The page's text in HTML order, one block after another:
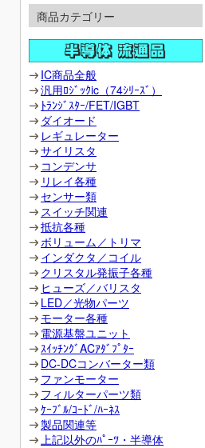
商品カテゴリー
IC商品全般
汎用ﾛｼﾞｯｸic（74ｼﾘｰｽﾞ）
ﾄﾗﾝｼﾞｽﾀｰ/FET/IGBT
ダイオード
レギュレーター
サイリスタ
コンデンサ
リレイ各種
センサー類
スイッチ関連
抵抗各種
ボリューム／トリマ
インダクタ／コイル
クリスタル発振子各種
ヒューズ／バリスタ
LED／光物パーツ
モーター各種
電源基盤ユニット
ｽｲｯﾁﾝｸﾞACｱﾀﾞﾌﾟﾀｰ
DC-DCコンバーター類
ファンモーター
フィルターパーツ類
ｹｰﾌﾞﾙ/ｺｰﾄﾞ/ﾊｰﾈｽ
製品関連等
上記以外のﾊﾟｰﾂ・半導体